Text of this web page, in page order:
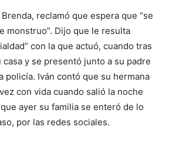
reclamó que espera que “se
monstruo”. Dijo que le resulta
con la que actuó, cuando tras
y se presentó junto a su padre
policía. Iván contó que su hermana
con vida cuando salió la noche
ayer su familia se enteró de lo
por las redes sociales.